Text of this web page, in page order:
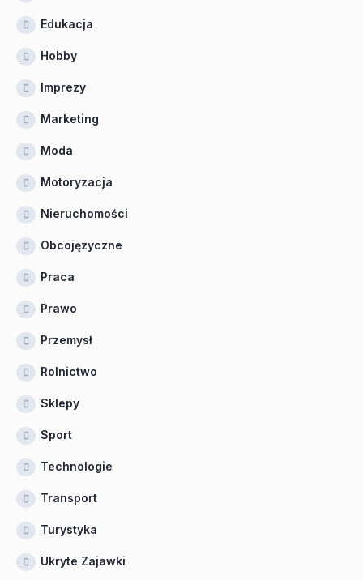
Edukacja
Hobby
Imprezy
Marketing
Moda
Motoryzacja
Nieruchomości
Obcojęzyczne
Praca
Prawo
Przemysł
Rolnictwo
Sklepy
Sport
Technologie
Transport
Turystyka
Ukryte Zajawki